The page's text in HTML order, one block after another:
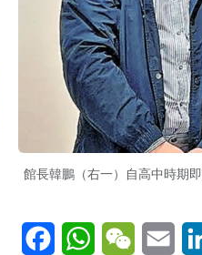
館長韓鵬（右一）自高中時期
FacebookWhatsAppWeChatEmail